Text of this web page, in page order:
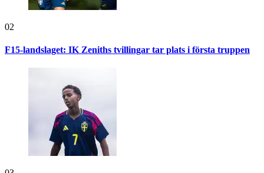
02
F15-landslaget: IK Zeniths tvillingar tar plats i första truppen